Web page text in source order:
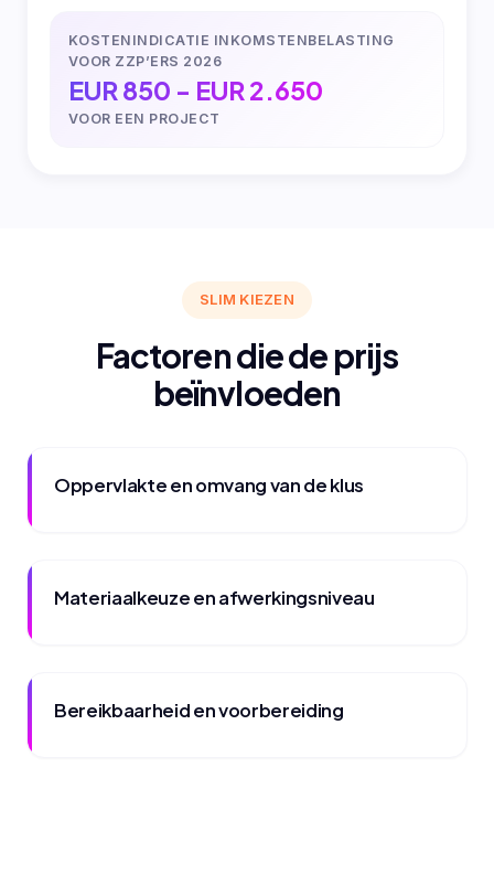
KOSTENINDICATIE INKOMSTENBELASTING
VOOR ZZP’ERS 2026
EUR 850 - EUR 2.650
VOOR EEN PROJECT
SLIM KIEZEN
Factoren die de prijs
beïnvloeden
Oppervlakte en omvang van de klus
Materiaalkeuze en afwerkingsniveau
Bereikbaarheid en voorbereiding